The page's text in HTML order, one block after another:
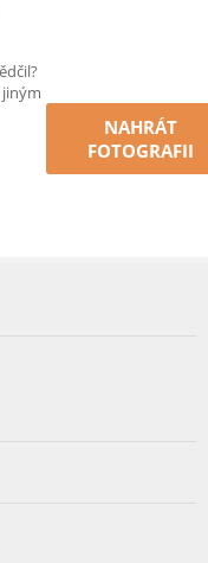
NAHRÁT
FOTOGRAFII